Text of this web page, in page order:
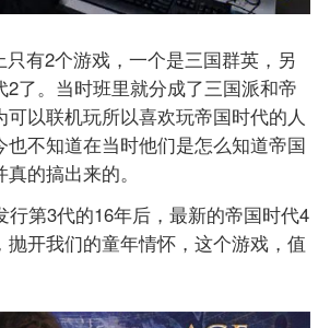
只有2个游戏，一个是三国群英，另
2了。当时班里就分成了三国派和帝
可以联机玩所以喜欢玩帝国时代的人
也不知道在当时他们是怎么知道帝国
的搞出来的。
行第3代的16年后，最新的帝国时代4
抛开我们的童年情怀，这个游戏，值